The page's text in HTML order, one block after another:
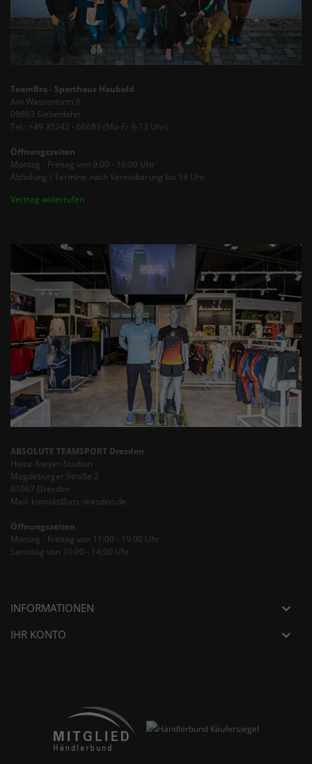
TeamBro - Sporthaus Haubold
Am Wasserturm 6
09603 Siebenlehn
Tel.: +49 35242 - 66683 (Mo-Fr 9-13 Uhr)
Öffnungszeiten
Montag - Freitag von 9:00 - 16:00 Uhr
Abholung / Termine nach Vereinbarung bis 18 Uhr
Vertrag widerrufen
ABSOLUTE TEAMSPORT Dresden
Heinz-Steyer-Stadion
Magdeburger Straße 2
01067 Dresden
Mail: kontakt@ats-dresden.de
Öffnungszeiten
Montag - Freitag von 11:00 - 19:00 Uhr
Samstag von 10:00 - 14:00 Uhr
INFORMATIONEN 
IHR KONTO 